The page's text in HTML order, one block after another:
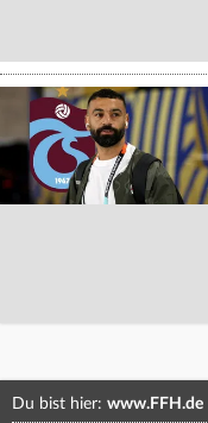
Du bist hier: www.FFH.de